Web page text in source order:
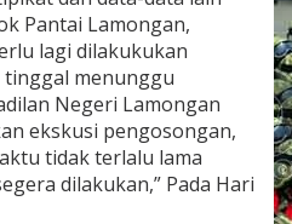
Pantai Lamongan,
lagi dilakukukan
menunggu
Negeri Lamongan
ekskusi pengosongan,
tidak terlalu lama
dilakukan,” Pada Hari